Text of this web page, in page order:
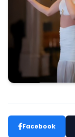
Facebook